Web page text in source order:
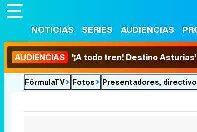
NOTICIAS SERIES AUDIENCIAS
AUDIENCIAS '¡A todo tren! Destino
FórmulaTV Fotos Presentadores,